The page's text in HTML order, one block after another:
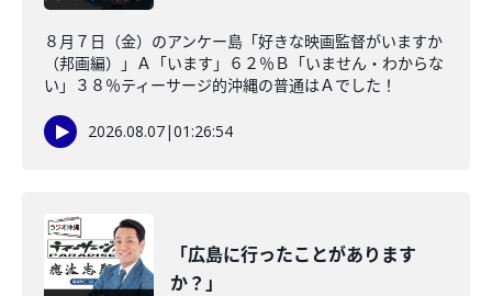
８月７日（金）のアンケー島「好きな映画監督がいますか
（邦画編）」Ａ「います」６２％Ｂ「いません・わからな
い」３８％ティーサージ的沖縄の普通はＡでした！
2026.08.07|01:26:54
「広島に行ったことがあります
か？」